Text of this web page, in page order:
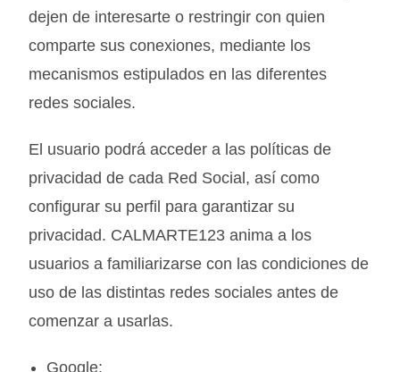
dejen de interesarte o restringir con quien
comparte sus conexiones, mediante los
mecanismos estipulados en las diferentes
redes sociales.
El usuario podrá acceder a las políticas de
privacidad de cada Red Social, así como
configurar su perfil para garantizar su
privacidad. CALMARTE123 anima a los
usuarios a familiarizarse con las condiciones de
uso de las distintas redes sociales antes de
comenzar a usarlas.
Google: